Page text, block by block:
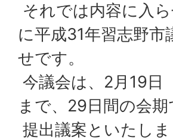
それでは内容に入
に平成31年習志野
せです。
今議会は、2月19日
まで、29日間の会
提出議案といたし